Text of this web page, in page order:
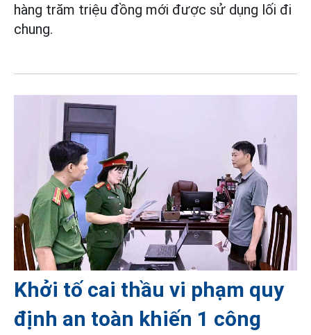
hàng trăm triệu đồng mới được sử dụng lối đi
chung.
Khởi tố cai thầu vi phạm quy
định an toàn khiến 1 công